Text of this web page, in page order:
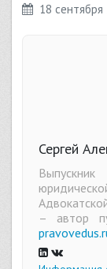
18 сентября
Сергей
Выпускник
– автор